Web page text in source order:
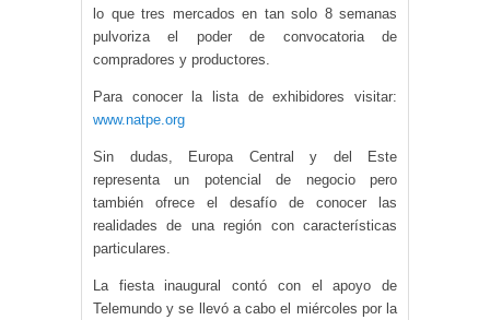
lo que tres mercados en tan solo 8 semanas
pulvoriza el poder de convocatoria de
compradores y productores.
Para conocer la lista de exhibidores visitar:
www.natpe.org
Sin dudas, Europa Central y del Este
representa un potencial de negocio pero
también ofrece el desafío de conocer las
realidades de una región con características
particulares.
La fiesta inaugural contó con el apoyo de
Telemundo y se llevó a cabo el miércoles por la